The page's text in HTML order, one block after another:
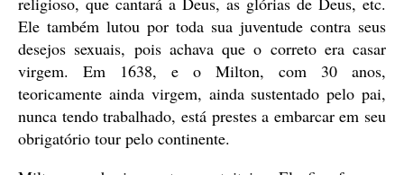
Ele também lutou por toda sua juventude contra seus
desejos sexuais, pois achava que o correto era casar
virgem. Em 1638, e o Milton, com 30 anos,
teoricamente ainda virgem, ainda sustentado pelo pai,
nunca tendo trabalhado, está prestes a embarcar em seu
obrigatório tour pelo continente.